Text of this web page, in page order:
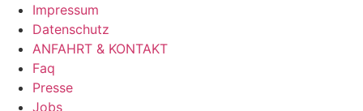
Impressum
Datenschutz
ANFAHRT & KONTAKT
Faq
Presse
Jobs